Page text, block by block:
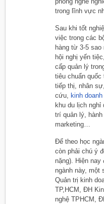
trong lĩnh vực
Sau khi tốt
việc trong các
hàng từ 3-5 sao
hội nghị yến
cấp quản lý
tiêu chuẩn quốc
tiếp thị, nhân
cứu,
kinh doanh
khu du lịch
trí quản lý,
marketing…
Để theo học
còn phải chú ý
nặng). Hiện
ngành này, một
Quản trị kinh
TP,HCM, ĐH
nghệ TPHCM,